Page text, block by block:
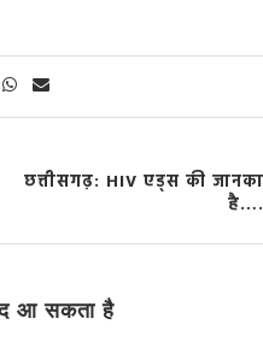
छत्तीसगढ़: HIV एड्स की
आ सकता है